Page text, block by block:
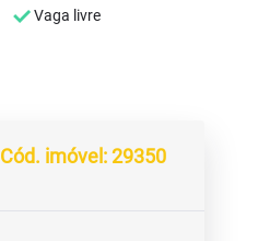
Vaga livre
Cód. imóvel: 29350